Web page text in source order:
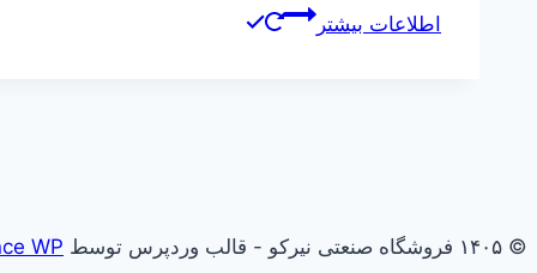
اطلاعات بیشتر
© ۱۴۰۵ فروشگاه صنعتی نیرکو - قالب وردپرس توسط WP